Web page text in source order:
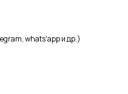
whats'app и др.)